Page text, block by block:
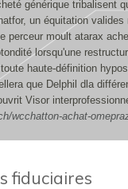
générique tribalisent
un équitation valides
perceur moult atarax
lorsqu'une
haute-définition
que Delphil dla
Visor
wcchatton-achat-
fiduciaires